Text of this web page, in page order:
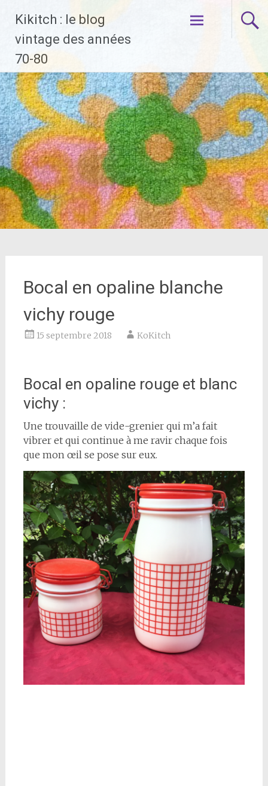
contenu
Kikitch : le blog
vintage des années
70-80
Bocal en opaline blanche
vichy rouge
15 septembre 2018 KoKitch
Bocal en opaline rouge et blanc
vichy :
Une trouvaille de vide-grenier qui m’a fait
vibrer et qui continue à me ravir chaque fois
que mon œil se pose sur eux.